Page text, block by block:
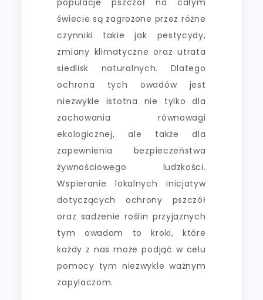
świecie są zagrożone przez różne
czynniki takie jak pestycydy,
zmiany klimatyczne oraz utrata
siedlisk naturalnych. Dlatego
ochrona tych owadów jest
niezwykle istotna nie tylko dla
zachowania równowagi
ekologicznej, ale także dla
zapewnienia bezpieczeństwa
żywnościowego ludzkości.
Wspieranie lokalnych inicjatyw
dotyczących ochrony pszczół
oraz sadzenie roślin przyjaznych
tym owadom to kroki, które
każdy z nas może podjąć w celu
pomocy tym niezwykle ważnym
zapylaczom.